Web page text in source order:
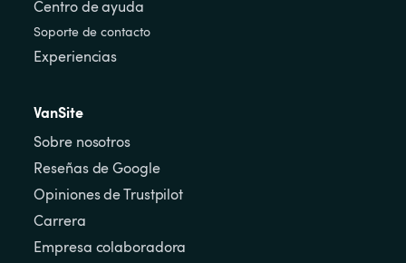
Centro de ayuda
Soporte de contacto
Experiencias
VanSite
Sobre nosotros
Reseñas de Google
Opiniones de Trustpilot
Carrera
Empresa colaboradora